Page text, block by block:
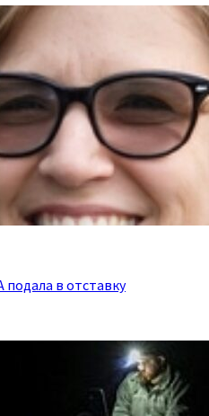
в отставку